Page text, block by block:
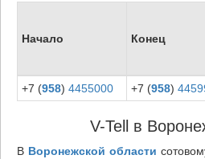
Начало Конец
+7 (958) 4455000 +7 (958)
V-Tell в
В Воронежской области